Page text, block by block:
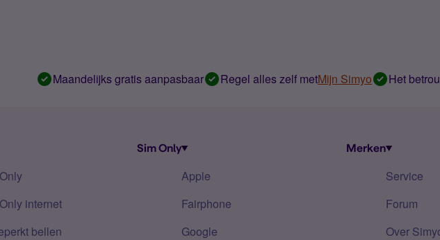
Maandelijks gratis aanpasbaar Regel alles zelf metMijn Simyo Het
Sim Only
internet
bellen
Merken
Apple
Fairphone
Google
Service
Forum
Over